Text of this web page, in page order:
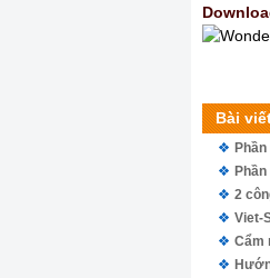
Bài
2
Viet-
Cẩm